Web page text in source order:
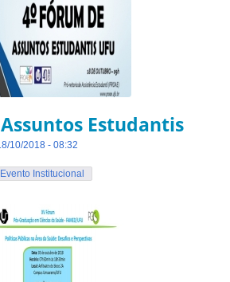
Estudantis
10/2018 - 08:32
Evento Institucional